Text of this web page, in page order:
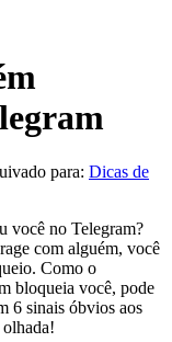
para: Dicas de
você no Telegram?
com alguém, você
Como o
bloqueia você, pode
6 sinais óbvios aos
olhada!